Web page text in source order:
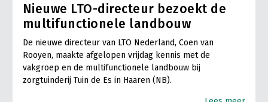
Nieuwe LTO-directeur bezoekt de
multifunctionele landbouw
De nieuwe directeur van LTO Nederland, Coen van
Rooyen, maakte afgelopen vrijdag kennis met de
vakgroep en de multifunctionele landbouw bij
zorgtuinderij Tuin de Es in Haaren (NB).